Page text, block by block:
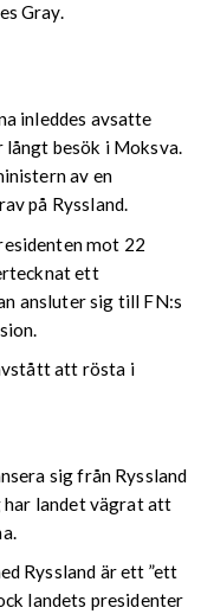
Gray.
inleddes avsatte
besök i Moksva.
av en
på Ryssland.
mot 22
ett
ansluter sig till FN:s
att rösta i
sig från Ryssland
har landet vägrat att
Ryssland är ett ”ett
landets presidenter